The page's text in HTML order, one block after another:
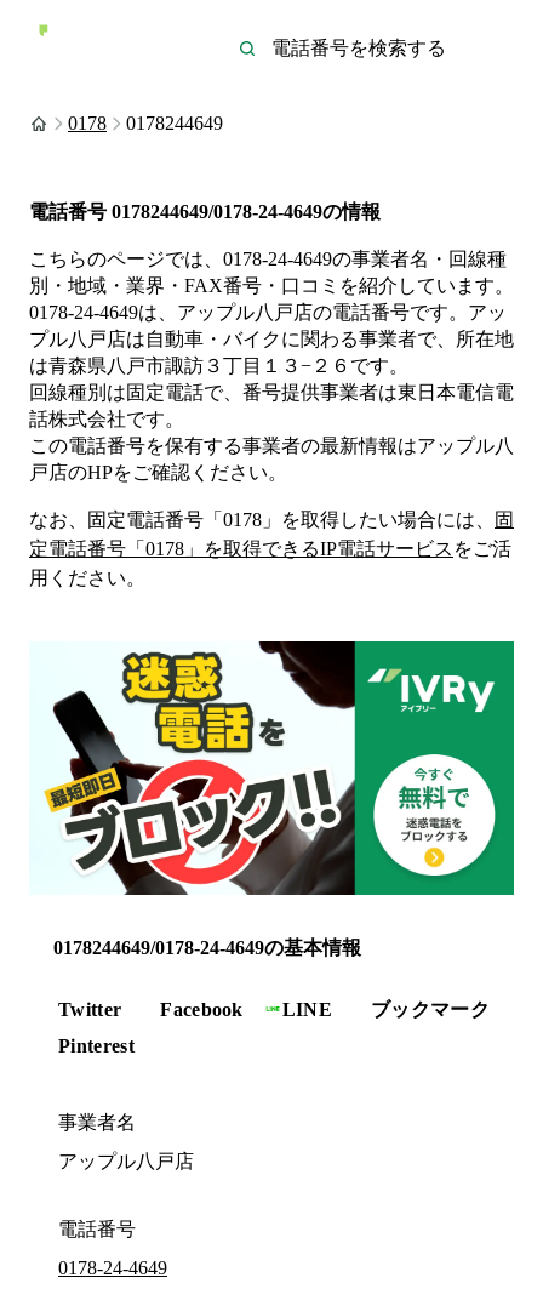
0178 0178244649
電話番号 0178244649/0178-24-4649の情報
こちらのページでは、 0178-24-4649の事業者名・回線種
別・地域・業界・FAX番号・口コミを紹介しています。
0178-24-4649は、 アップル八戸店の電話番号です。 アッ
プル八戸店は自動車・バイクに関わる事業者で、所在地
は青森県八戸市諏訪３丁目１３−２６ です。
回線種別は固定電話で、番号提供事業者は東日本電信電
話株式会社です。
この電話番号を保有する事業者の最新情報はアップル八
戸店のHPをご確認ください。
なお、固定電話番号「 0178 」を取得したい場合には、
固
定電話番号「 0178 」を取得できるIP電話サービス をご活
用ください。
0178244649/0178-24-4649の基本情報
Twitter Facebook LINE
ブックマーク
Pinterest
事業者名
アップル八戸店
電話番号
0178-24-4649